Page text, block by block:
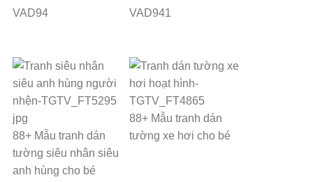
VAD94
VAD941
88+ Mẫu tranh dán
tường siêu nhân siêu
anh hùng cho bé
88+ Mẫu tranh dán
tường xe hơi cho bé